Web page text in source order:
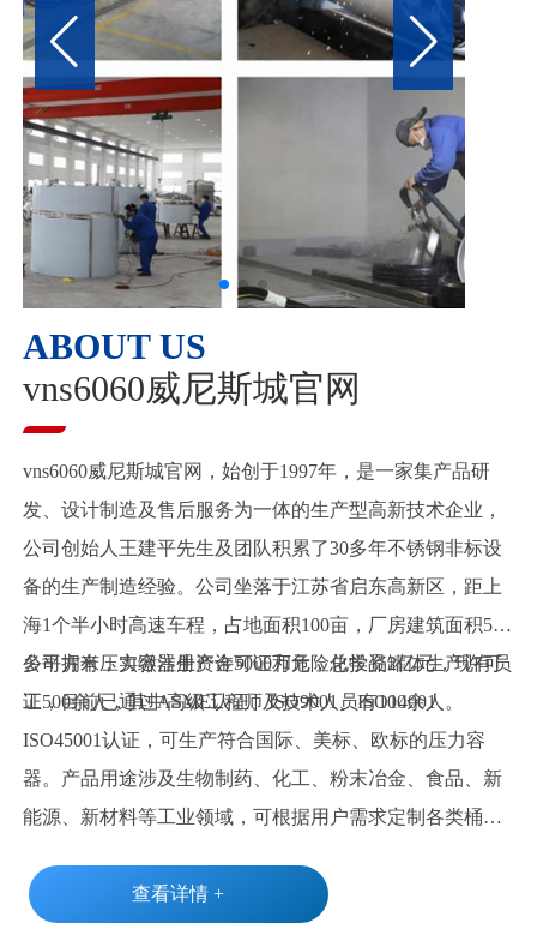
ABOUT US
vns6060威尼斯城官网
vns6060威尼斯城官网，始创于1997年，是一家集产品研
发、设计制造及售后服务为一体的生产型高新技术企业，
公司创始人王建平先生及团队积累了30多年不锈钢非标设
备的生产制造经验。公司坐落于江苏省启东高新区，距上
海1个半小时高速车程，占地面积100亩，厂房建筑面积5万
多平方米，实缴注册资金5000万元，总投资2亿元，现有员
工500余人，其中高级工程师及技术人员有100余人。
公司拥有压力容器生产许可证和危险化学品罐体生产许可
证，目前已通过ASME认证、ISO9001、ISO14001、
ISO45001认证，可生产符合国际、美标、欧标的压力容
器。产品用途涉及生物制药、化工、粉末冶金、食品、新
能源、新材料等工业领域，可根据用户需求定制各类桶、
装备行业、奶业、电源行业等协会会员单位,现有各项专利
查看详情 +